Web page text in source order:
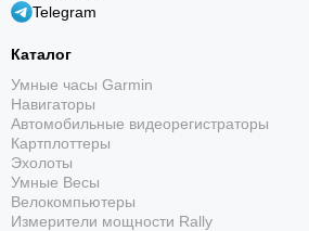
Telegram
Каталог
Умные часы Garmin
Навигаторы
Автомобильные видеорегистраторы
Картплоттеры
Эхолоты
Умные Весы
Велокомпьютеры
Измерители мощности Rally